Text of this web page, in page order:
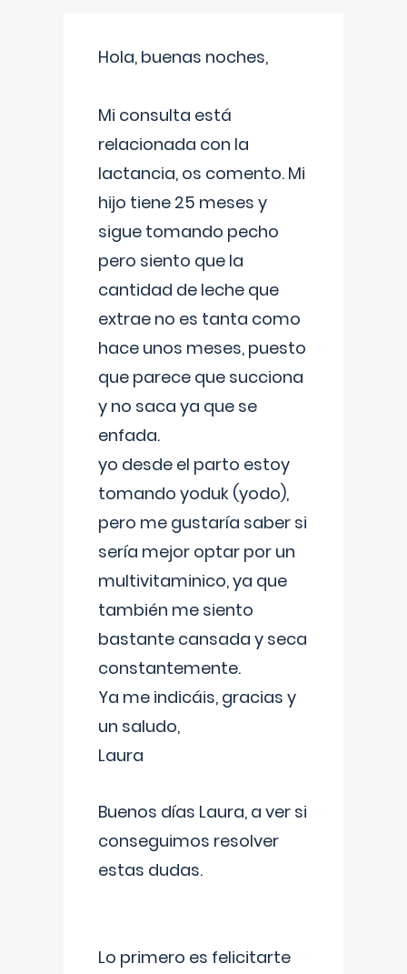
Hola, buenas noches,
Mi consulta está
relacionada con la
lactancia, os comento. Mi
hijo tiene 25 meses y
sigue tomando pecho
pero siento que la
cantidad de leche que
extrae no es tanta como
hace unos meses, puesto
que parece que succiona
y no saca ya que se
enfada.
yo desde el parto estoy
tomando yoduk (yodo),
pero me gustaría saber si
sería mejor optar por un
multivitaminico, ya que
también me siento
bastante cansada y seca
constantemente.
Ya me indicáis, gracias y
un saludo,
Laura
Buenos días Laura, a ver si
conseguimos resolver
estas dudas.
Lo primero es felicitarte